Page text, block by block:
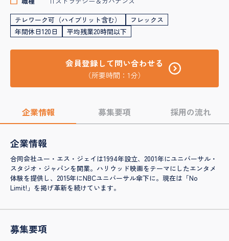
テレワーク可（ハイブリット含む）
フレックス
年間休日120日
平均残業20時間以下
会員登録して問い合わせる
（所要時間：1分）
企業情報 募集要項 採用の流れ
企業情報
合同会社ユー・エス・ジェイは1994年設立、2001年にユニバーサル・
スタジオ・ジャパンを開業。ハリウッド映画をテーマにしたエンタメ
体験を提供し、2015年にNBCユニバーサル傘下に。現在は「No
Limit!」を掲げ革新を続けています。
募集要項